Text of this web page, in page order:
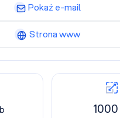
1000
Pokaż e-mail
Strona www